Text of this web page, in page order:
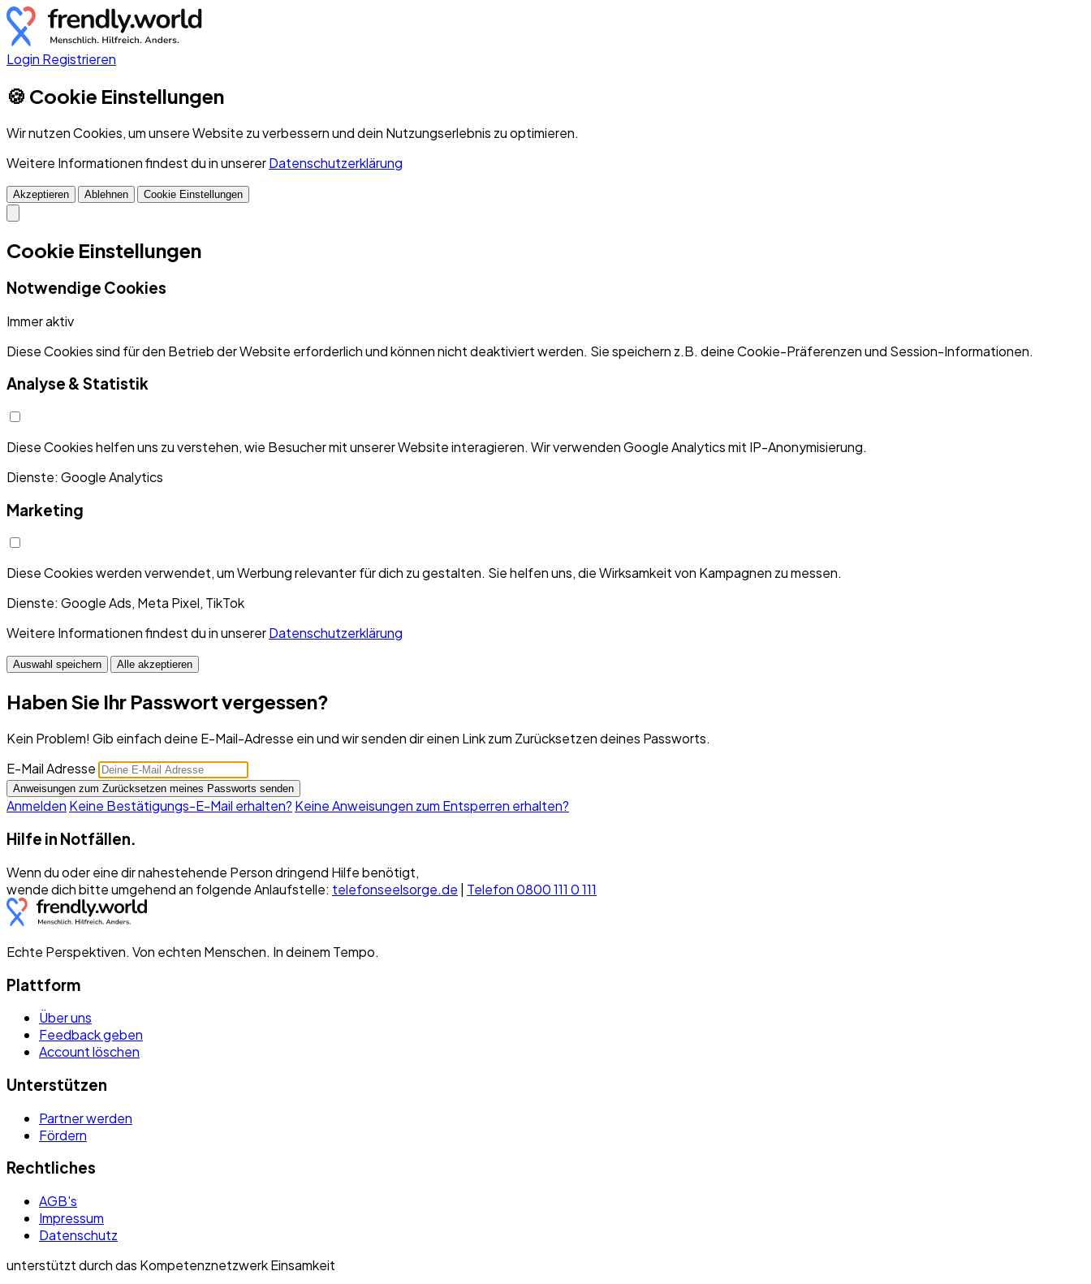
Login Registrieren
🍪 Cookie Einstellungen
Wir nutzen Cookies, um unsere Website zu verbessern und dein Nutzungserlebnis zu optimieren.
Weitere Informationen findest du in unsererDatenschutzerklärung
Akzeptieren Ablehnen Cookie Einstellungen
Cookie Einstellungen
Notwendige Cookies
Immer aktiv
Diese Cookies sind für den Betrieb der Website erforderlich und können nicht deaktiviert werden. Sie speichern z.B. deine Cookie-Präferenzen und Session-Informationen.
Analyse & Statistik
Diese Cookies helfen uns zu verstehen, wie Besucher mit unserer Website interagieren. Wir verwenden Google Analytics mit IP-Anonymisierung.
Dienste: Google Analytics
Marketing
Diese Cookies werden verwendet, um Werbung relevanter für dich zu gestalten. Sie helfen uns, die Wirksamkeit von Kampagnen zu messen.
Dienste: Google Ads, Meta Pixel, TikTok
Weitere Informationen findest du in unsererDatenschutzerklärung
Auswahl speichern Alle akzeptieren
Haben Sie Ihr Passwort vergessen?
Kein Problem! Gib einfach deine E-Mail-Adresse ein und wir senden dir einen Link zum Zurücksetzen deines Passworts.
E-Mail Adresse
Anmelden Keine Bestätigungs-E-Mail erhalten? Keine Anweisungen zum Entsperren erhalten?
Hilfe in Notfällen.
Wenn du oder eine dir nahestehende Person dringend Hilfe benötigt,
wende dich bitte umgehend an folgende Anlaufstelle: telefonseelsorge.de | Telefon 0800 111 0 111
Echte Perspektiven. Von echten Menschen. In deinem Tempo.
Plattform
Über uns
Feedback geben
Account löschen
Unterstützen
Partner werden
Fördern
Rechtliches
AGB's
Impressum
Datenschutz
unterstützt durch das Kompetenznetzwerk Einsamkeit